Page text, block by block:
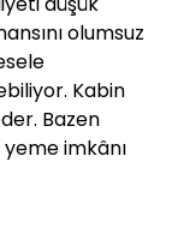
olumsuz
Kabin
Bazen
imkânı